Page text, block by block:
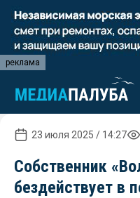
реклама
23 июля 2025 / 14:27
Собственник
бездействует в